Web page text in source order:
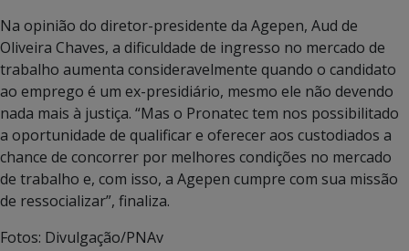
Na opinião do diretor-presidente da Agepen, Aud de
Oliveira Chaves, a dificuldade de ingresso no mercado de
trabalho aumenta consideravelmente quando o candidato
ao emprego é um ex-presidiário, mesmo ele não devendo
nada mais à justiça. “Mas o Pronatec tem nos possibilitado
a oportunidade de qualificar e oferecer aos custodiados a
chance de concorrer por melhores condições no mercado
de trabalho e, com isso, a Agepen cumpre com sua missão
de ressocializar”, finaliza.
Fotos: Divulgação/PNAv